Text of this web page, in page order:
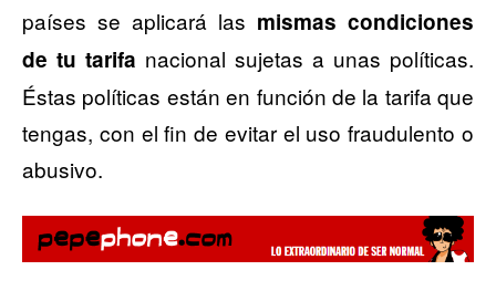
países se aplicará las mismas condiciones
de tu tarifa nacional sujetas a unas políticas.
Éstas políticas están en función de la tarifa que
tengas, con el fin de evitar el uso fraudulento o
abusivo.